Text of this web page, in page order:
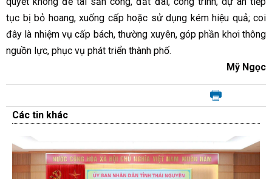
tục bị bỏ hoang, xuống cấp hoặc sử dụng kém hiệu quả; coi
đây là nhiệm vụ cấp bách, thường xuyên, góp phần khơi thông
nguồn lực, phục vụ phát triển thành phố.
Mỹ Ngọc
Các tin khác